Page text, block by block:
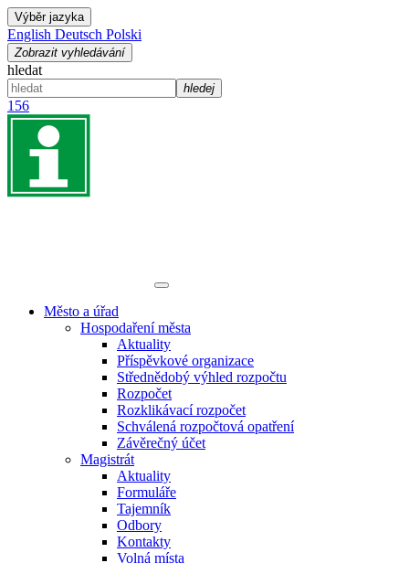
Výběr jazyka
English Deutsch Polski
Zobrazit vyhledávání
hledat
hledej
156
Město a úřad
Hospodaření města
Aktuality
Příspěvkové organizace
Střednědobý výhled rozpočtu
Rozpočet
Rozklikávací rozpočet
Schválená rozpočtová opatření
Závěrečný účet
Magistrát
Aktuality
Formuláře
Tajemník
Odbory
Kontakty
Volná místa